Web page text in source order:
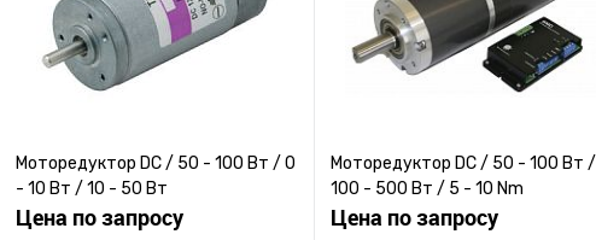
Моторедуктор DC / 50 - 100 Вт / 0
- 10 Вт / 10 - 50 Вт
Цена по запросу
Моторедуктор DC / 50 - 100 Вт /
100 - 500 Вт / 5 - 10 Nm
Цена по запросу